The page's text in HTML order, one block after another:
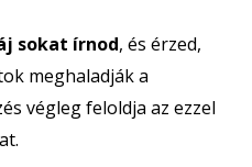
sokat írnod, és érzed,
meghaladják a
végleg feloldja az ezzel